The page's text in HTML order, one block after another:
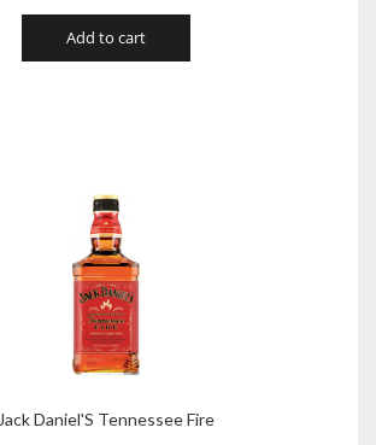
Add to cart
Jack Daniel'S Tennessee Fire